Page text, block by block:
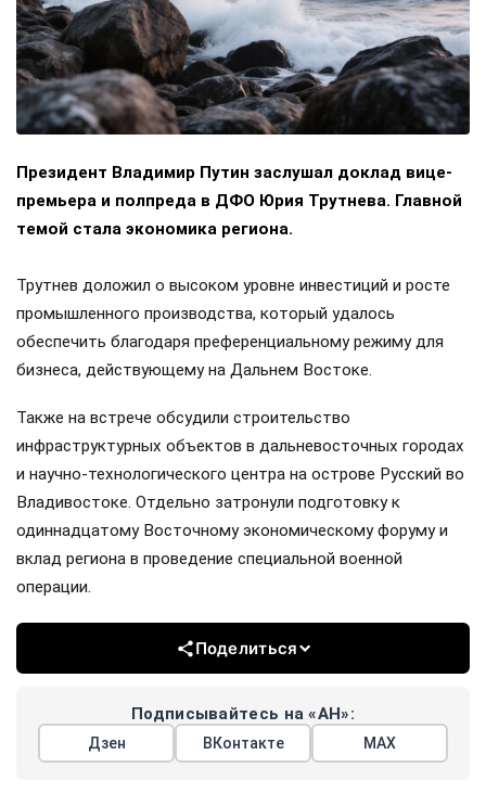
Президент Владимир Путин заслушал доклад вице-
премьера и полпреда в ДФО Юрия Трутнева. Главной
темой стала экономика региона.
Трутнев доложил о высоком уровне инвестиций и росте
промышленного производства, который удалось
обеспечить благодаря преференциальному режиму для
бизнеса, действующему на Дальнем Востоке.
Также на встрече обсудили строительство
инфраструктурных объектов в дальневосточных городах
и научно-технологического центра на острове Русский во
Владивостоке. Отдельно затронули подготовку к
одиннадцатому Восточному экономическому форуму и
вклад региона в проведение специальной военной
операции.
Поделиться
Подписывайтесь на «АН»:
Дзен ВКонтакте МАХ